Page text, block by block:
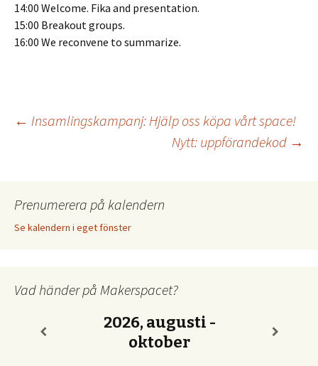
14:00 Welcome. Fika and presentation.
15:00 Breakout groups.
16:00 We reconvene to summarize.
Inläggsnavigering
← Insamlingskampanj: Hjälp oss köpa vårt space!
Nytt: uppförandekod →
Prenumerera på kalendern
Se kalendern i eget fönster
Vad händer på Makerspacet?
2026, augusti -
oktober